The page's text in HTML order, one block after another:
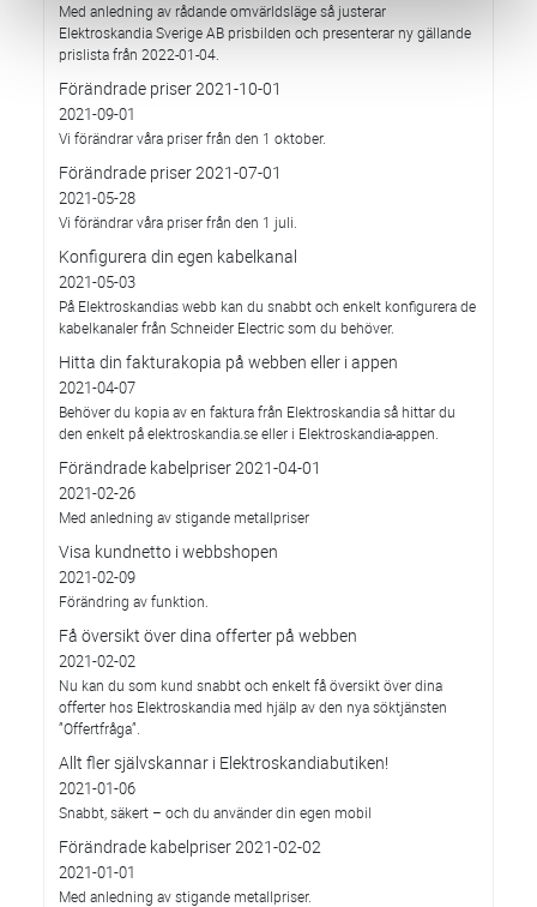
Med anledning av rådande omvärldsläge så justerar
Elektroskandia Sverige AB prisbilden och presenterar ny gällande
prislista från 2022-01-04.
Förändrade priser 2021-10-01
2021-09-01
Vi förändrar våra priser från den 1 oktober.
Förändrade priser 2021-07-01
2021-05-28
Vi förändrar våra priser från den 1 juli.
Konfigurera din egen kabelkanal
2021-05-03
På Elektroskandias webb kan du snabbt och enkelt konfigurera de
kabelkanaler från Schneider Electric som du behöver.
Hitta din fakturakopia på webben eller i appen
2021-04-07
Behöver du kopia av en faktura från Elektroskandia så hittar du
den enkelt på elektroskandia.se eller i Elektro­skandia-appen.
Förändrade kabelpriser 2021-04-01
2021-02-26
Med anledning av stigande metallpriser
Visa kundnetto i webbshopen
2021-02-09
Förändring av funktion.
Få översikt över dina offerter på webben
2021-02-02
Nu kan du som kund snabbt och enkelt få översikt över dina
offerter hos Elektroskandia med hjälp av den nya söktjänsten
”Offertfråga”.
Allt fler självskannar i Elektroskandiabutiken!
2021-01-06
Snabbt, säkert – och du använder din egen mobil
Förändrade kabelpriser 2021-02-02
2021-01-01
Med anledning av stigande metallpriser.